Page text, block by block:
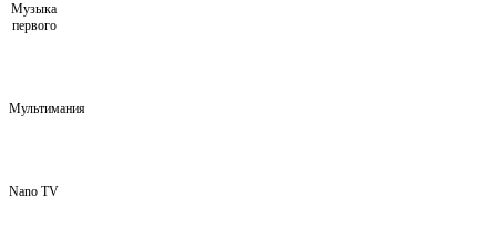
Музыка
первого
Мультимания
Nano TV